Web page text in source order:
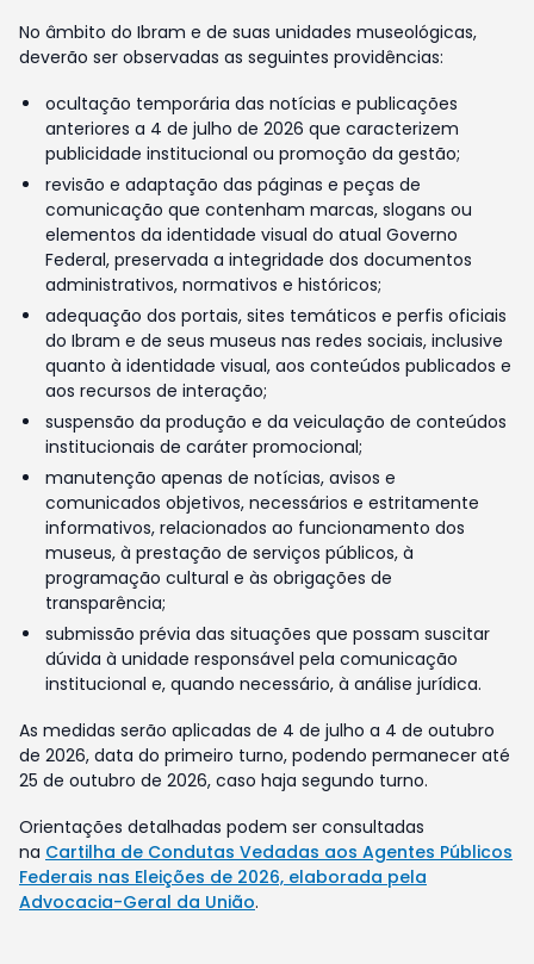
No âmbito do Ibram e de suas unidades museológicas,
deverão ser observadas as seguintes providências:
ocultação temporária das notícias e publicações
anteriores a 4 de julho de 2026 que caracterizem
publicidade institucional ou promoção da gestão;
revisão e adaptação das páginas e peças de
comunicação que contenham marcas, slogans ou
elementos da identidade visual do atual Governo
Federal, preservada a integridade dos documentos
administrativos, normativos e históricos;
adequação dos portais, sites temáticos e perfis oficiais
do Ibram e de seus museus nas redes sociais, inclusive
quanto à identidade visual, aos conteúdos publicados e
aos recursos de interação;
suspensão da produção e da veiculação de conteúdos
institucionais de caráter promocional;
manutenção apenas de notícias, avisos e
comunicados objetivos, necessários e estritamente
informativos, relacionados ao funcionamento dos
museus, à prestação de serviços públicos, à
programação cultural e às obrigações de
transparência;
submissão prévia das situações que possam suscitar
dúvida à unidade responsável pela comunicação
institucional e, quando necessário, à análise jurídica.
As medidas serão aplicadas de 4 de julho a 4 de outubro
de 2026, data do primeiro turno, podendo permanecer até
25 de outubro de 2026, caso haja segundo turno.
Orientações detalhadas podem ser consultadas
na Cartilha de Condutas Vedadas aos Agentes Públicos
Federais nas Eleições de 2026, elaborada pela
Advocacia-Geral da União.